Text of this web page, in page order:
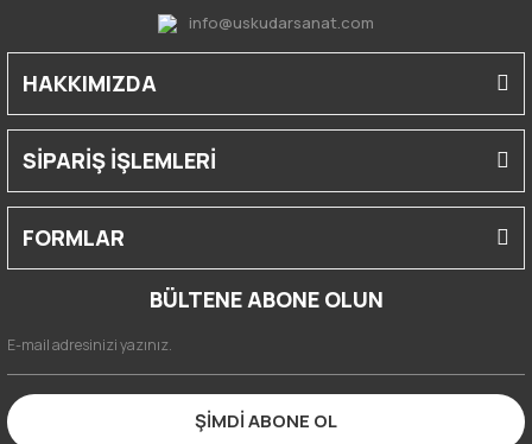
info@uskudarsanat.com
HAKKIMIZDA
SİPARİŞ İŞLEMLERİ
FORMLAR
BÜLTENE ABONE OLUN
ŞİMDİ ABONE OL